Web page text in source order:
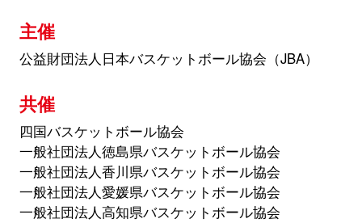
主催
公益財団法人日本バスケットボール協会（JBA）
共催
四国バスケットボール協会
一般社団法人徳島県バスケットボール協会
一般社団法人香川県バスケットボール協会
一般社団法人愛媛県バスケットボール協会
一般社団法人高知県バスケットボール協会